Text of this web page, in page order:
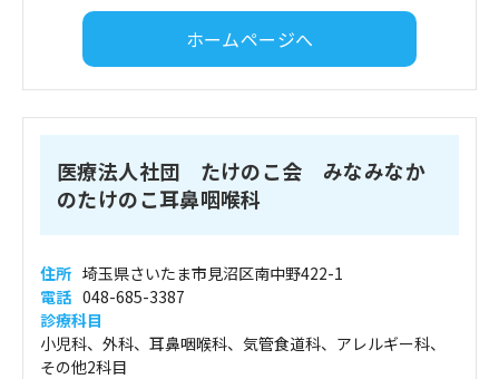
ホームページへ
医療法人社団 たけのこ会 みなみなか
のたけのこ耳鼻咽喉科
住所 埼玉県さいたま市見沼区南中野422-1
電話 048-685-3387
診療科目
小児科、外科、耳鼻咽喉科、気管食道科、アレルギー科、
その他2科目